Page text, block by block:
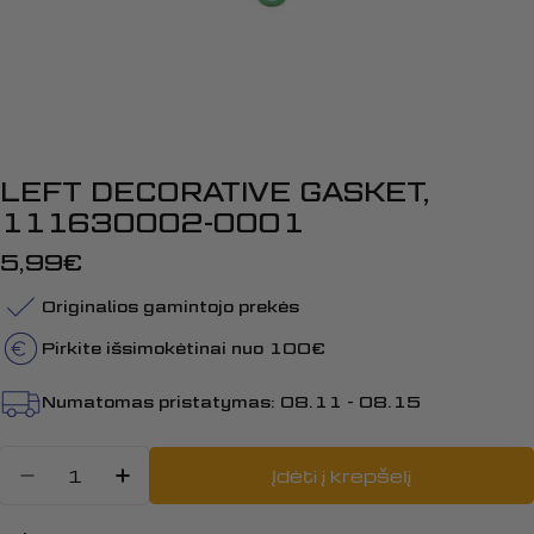
LEFT DECORATIVE GASKET,
111630002-0001
Įprasta
kaina
5,99€
Originalios gamintojo prekės
Pirkite išsimokėtinai nuo 100€
Numatomas pristatymas: 08.11 - 08.15
Sumažinti kiekį: LEFT
Padidinti LEFT
Įdėti į krepšelį